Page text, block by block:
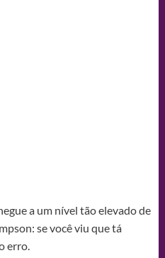
a um nível tão elevado de
se você viu que tá
erro.